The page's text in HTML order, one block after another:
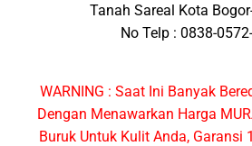
Tanah Sareal Kota
No Telp : 0838-
WARNING : Saat Ini Banyak
Dengan Menawarkan Harga
Buruk Untuk Kulit Anda, Garansi